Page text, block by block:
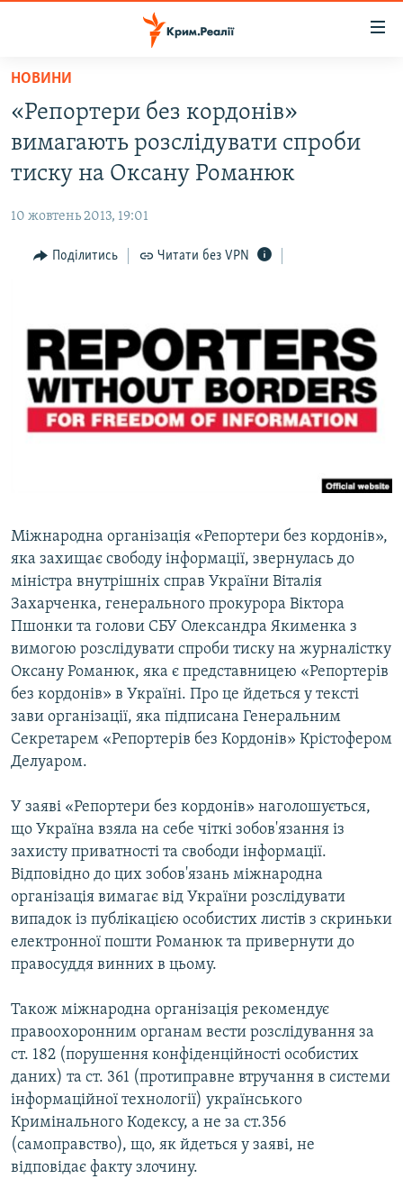
Перейти
основного
матеріалу
до
основної
Перейти
ВОДА.КРИМ
ВІДЕО ТА ФОТО
БЛОГИ
ПОГЛЯД
СПЕЦПРОЕКТИ
ДЕПОРТАЦІЯ
ВІДЕОУРОКИ «ELIFBE»
ЯК ОБІЙТИ БЛОКУВАННЯ
Русский
Усі сайти RFE/RL
НОВИНИ
«Репортери без кордонів»
вимагають розслідувати спроби
тиску на Оксану Романюк
10 жовтень 2013, 19:01
Поділитись Читати без VPN
Міжнародна організація «Репортери без кордонів»,
яка захищає свободу інформації, звернулась до
міністра внутрішніх справ України Віталія
Захарченка, генерального прокурора Віктора
Пшонки та голови СБУ Олександра Якименка з
вимогою розслідувати спроби тиску на журналістку
Оксану Романюк, яка є представницею «Репортерів
без кордонів» в Україні. Про це йдеться у тексті
зави організації, яка підписана Генеральним
Секретарем «Репортерів без Кордонів» Крістофером
Делуаром.
У заяві «Репортери без кордонів» наголошується,
що Україна взяла на себе чіткі зобов'язання із
захисту приватності та свободи інформації.
Відповідно до цих зобов'язань міжнародна
організація вимагає від України розслідувати
випадок із публікацією особистих листів з скриньки
електронної пошти Романюк та привернути до
правосуддя винних в цьому.
Також міжнародна організація рекомендує
правоохоронним органам вести розслідування за
ст. 182 (порушення конфіденційності особистих
даних) та ст. 361 (протиправне втручання в системи
інформаційної технології) українського
Кримінального Кодексу, а не за ст.356
(самоправство), що, як йдеться у заяві, не
відповідає факту злочину.